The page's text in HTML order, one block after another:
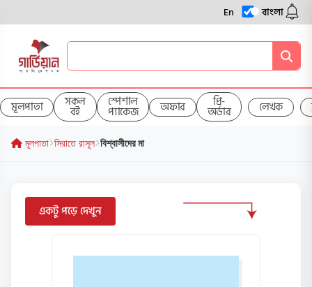
En বাংলা
মূলপাতা সকল
বই
স্পেশাল
প্যাকেজ অফার প্রি-
অর্ডার লেখক
মূলপাতা সিরাতে রাসূল বিশ্বাসীদের মা
একটু পড়ে দেখুন